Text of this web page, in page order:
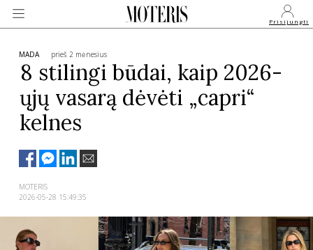
Prisijungti
VEIDAI
GROŽIS
MADA prieš 2 mėnesius
8 stilingi būdai, kaip 2026-
ųjų vasarą dėvėti „capri“
kelnes
MOTERIS
2026-05-28 15:49:35